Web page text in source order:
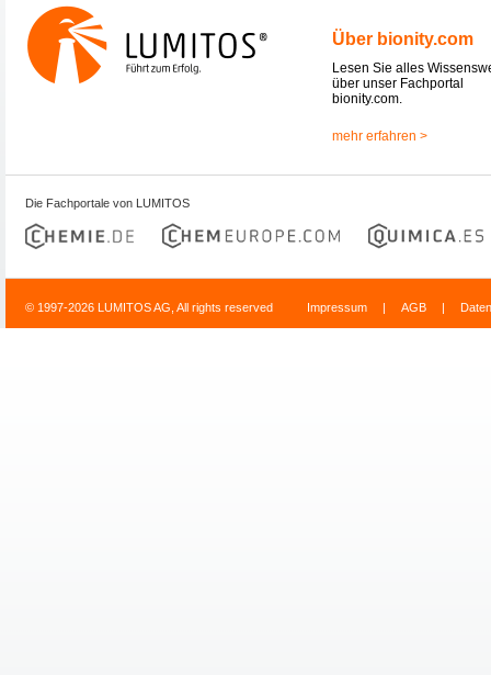
Über bionity.com
Lesen Sie alles
über unser Fachportal
bionity.com.
mehr erfahren >
Die Fachportale von LUMITOS
© 1997-2026 LUMITOS AG, All rights reserved Impressum | AGB |